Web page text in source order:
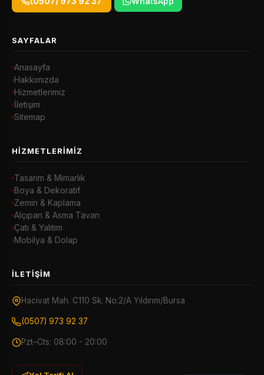
SAYFALAR
Anasayfa
Hakkımızda
Hizmetlerimiz
İletişim
Sitemap
HIZMETLERIMIZ
Tasarım & Mimarlık
Boya & Dekoratif
Zemin & Kaplama
Alçıpan & Asma Tavan
Çatı & Yalıtım
Mobilya & Dolap
İLETIŞIM
Hacivat Mah. C110 Sk. No:2/A Yıldırım/Bursa
(0507) 973 92 37
Pzt–Cts: 08:00 - 20:00